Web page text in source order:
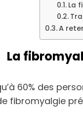
La
A
La
60% des
fibromyalgie